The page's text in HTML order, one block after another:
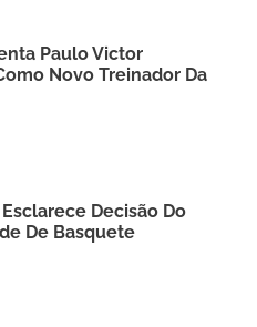
Paulo Victor
Novo Treinador Da
Decisão Do
De Basquete